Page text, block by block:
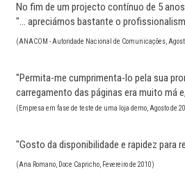
No fim de um projecto contínuo de 5
"... apreciámos bastante o
(ANACOM - Autoridade Nacional de Comunicações,
"Permita-me cumprimenta-lo pela sua
carregamento das páginas era muito má
(Empresa em fase de teste de uma loja demo, Agosto de
"Gosto da disponibilidade e rapidez para
(Ana Romano, Doce Capricho, Fevereiro de 2010)